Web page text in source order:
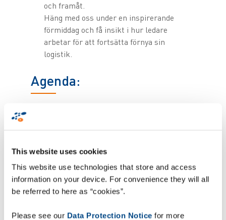
This website uses cookies
This website use technologies that store and access
information on your device. For convenience they will all
be referred to here as “cookies”.
Please see our Data Protection Notice for more
och framåt.
Häng med oss under en inspirerande
förmiddag och få insikt i hur ledare
arbetar för att fortsätta förnya sin
logistik.
Agenda:
intralogistik?
• En inspirerande presentation av
branschledaren Zebra Technologies
som utforskar de trender och
driva förändringarna inom